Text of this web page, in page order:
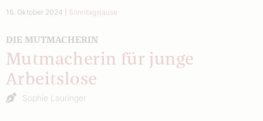
16. Oktober 2024 Sonntagsjause
DIE MUTMACHERIN
Mutmacherin für junge
Arbeitslose
Sophie Lauringer